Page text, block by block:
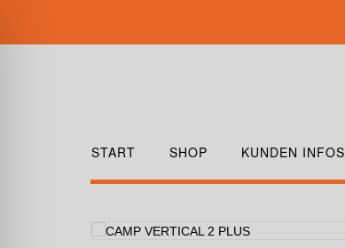
START SHOP KUNDEN INFOS